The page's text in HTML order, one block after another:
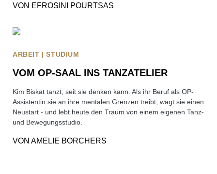
VON EFROSINI POURTSAS
ARBEIT | STUDIUM
VOM OP-SAAL INS TANZATELIER
Kim Biskat tanzt, seit sie denken kann. Als ihr Beruf als OP-
Assistentin sie an ihre mentalen Grenzen treibt, wagt sie einen
Neustart - und lebt heute den Traum von einem eigenen Tanz-
und Bewegungsstudio.
VON AMELIE BORCHERS